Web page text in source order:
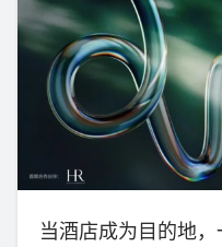
当酒店成为目的地